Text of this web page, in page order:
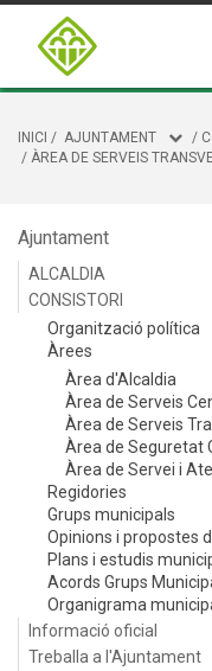
INICI / AJUNTAMENT /
/ ÀREA DE SERVEIS
Ajuntament
ALCALDIA
CONSISTORI
Organització política
Àrees
Àrea d'Alcaldia
Àrea de Serveis
Àrea de Serveis
Àrea de Seguretat
Àrea de Servei i
Regidories
Grups municipals
Opinions i propostes
Plans i estudis
Acords Grups
Organigrama
Informació oficial
Treballa a l'Ajuntament